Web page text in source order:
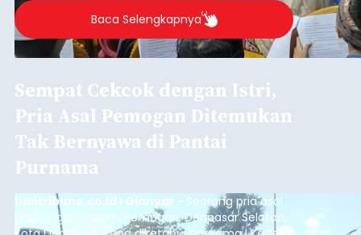
2026.
Baca Selengkapnya
Sempat Cekcok dengan Istri,
Pria Asal Pemogan Ditemukan
Tak Bernyawa di Pantai
Purnama
balitribune.co.id I Gianyar - Seorang pria asal
Lingkungan Dalem, Pemogan, Denpasar Selatan,